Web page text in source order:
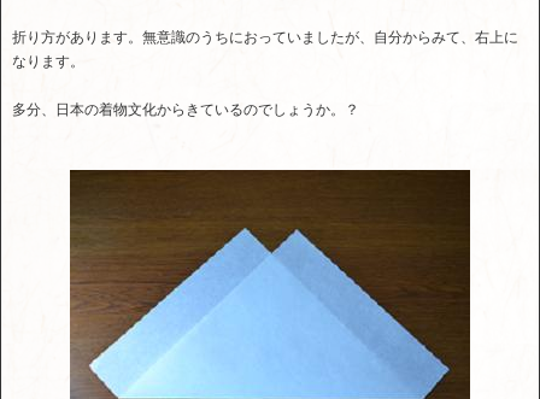
折り方があります。無意識のうちにおっていましたが、自分からみて、右上に
なります。
多分、日本の着物文化からきているのでしょうか。？